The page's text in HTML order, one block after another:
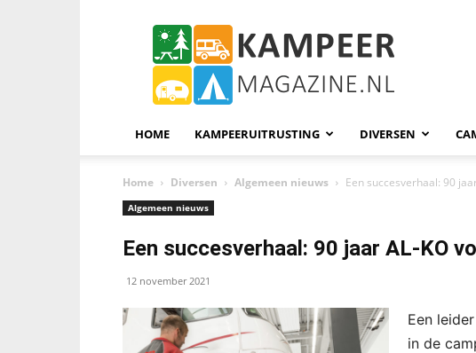
KampeerMagazine
HOME KAMPEERUITRUSTING DIVERSEN
Home Diversen Algemeen nieuws Een succesverhaal: 90
Algemeen nieuws
Een succesverhaal: 90 jaar AL-KO
12 november 2021
Een
in de